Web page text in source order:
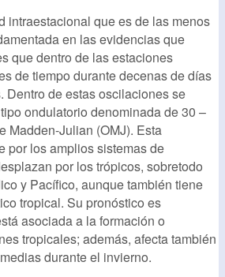
intraestacional que es de las menos
en las evidencias que
que dentro de las estaciones
de tiempo durante decenas de días
Dentro de estas oscilaciones se
ondulatorio denominada de 30 –
Madden-Julian (OMJ). Esta
por los amplios sistemas de
por los trópicos, sobretodo
y Pacífico, aunque también tiene
tropical. Su pronóstico es
asociada a la formación o
tropicales; además, afecta también
durante el invierno.